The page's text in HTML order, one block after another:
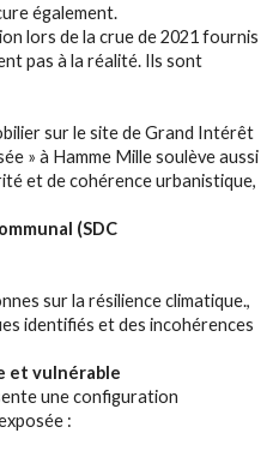
également.
lors de la crue de 2021 fournis
pas à la réalité. Ils sont
sur le site de Grand Intérêt
» à Hamme Mille soulève aussi
et de cohérence urbanistique,
(SDC
sur la résilience climatique.,
identifiés et des incohérences
et vulnérable
une configuration
: